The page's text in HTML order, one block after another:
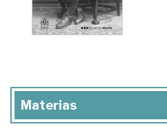
Materias